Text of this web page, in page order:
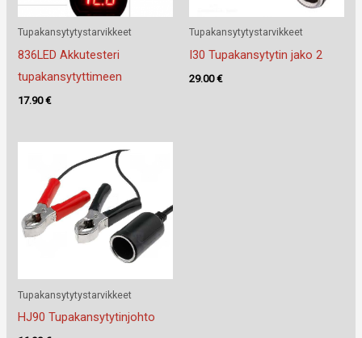
Tupakansytytystarvikkeet
836LED Akkutesteri
tupakansytyttimeen
17.90€
Tupakansytytystarvikkeet
I30 Tupakansytytin jako 2
29.00€
Tupakansytytystarvikkeet
HJ90 Tupakansytytinjohto